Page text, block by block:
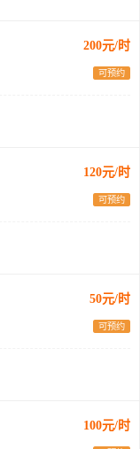
200元/时
可预约
120元/时
可预约
50元/时
可预约
100元/时